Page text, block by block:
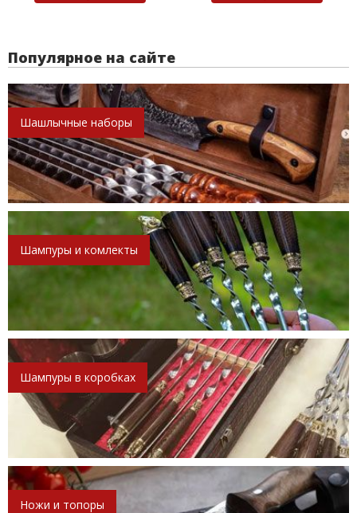
Популярное на сайте
Шашлычные наборы
Шампуры и комлекты
Шампуры в коробках
Ножи и топоры